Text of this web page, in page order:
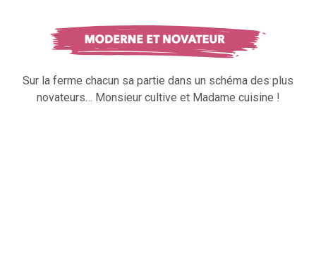
Sur la ferme chacun sa partie dans un schéma des plus
novateurs… Monsieur cultive et Madame cuisine !